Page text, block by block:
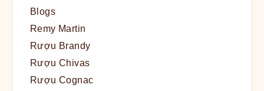
Blogs
Remy Martin
Rượu Brandy
Rượu Chivas
Rượu Cognac